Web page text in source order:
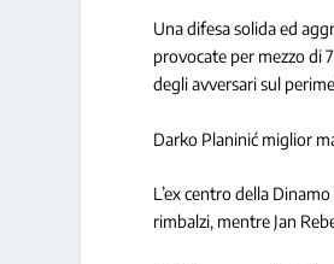
Una difesa solida ed
provocate per mezzo di
degli avversari sul
Darko Planinić miglior
L’ex centro della
rimbalzi, mentre Jan